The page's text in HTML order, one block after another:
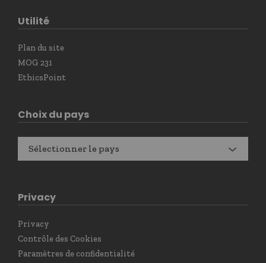
Utilité
Plan du site
MOG 231
EthicsPoint
Choix du pays
Sélectionner le pays
Privacy
Privacy
Contrôle des Cookies
Paramètres de confidentialité